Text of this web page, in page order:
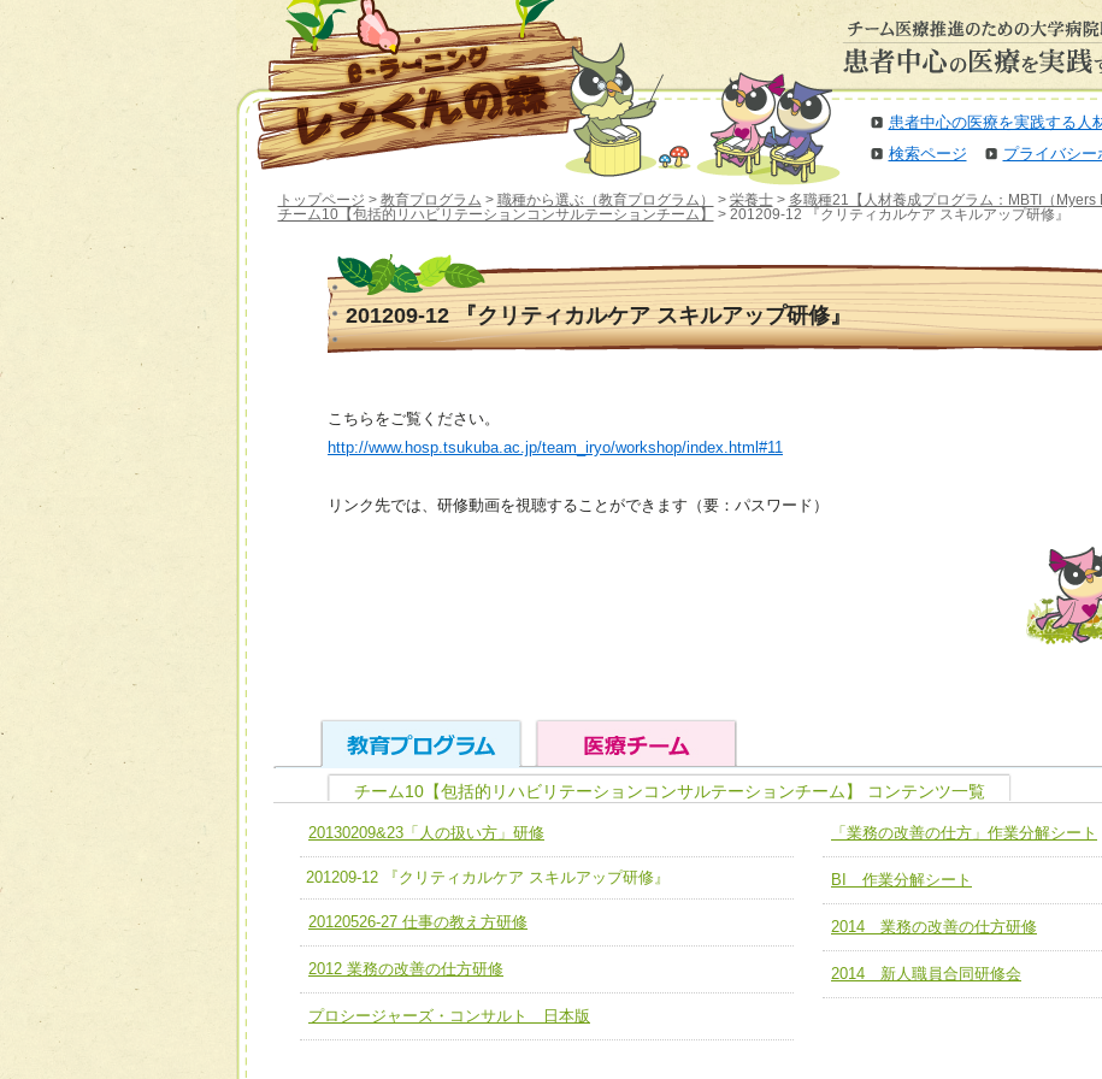
患者中心の医療を実践する人
検索ページ
プライバシー
トップページ > 教育プログラム > 職種から選ぶ（教育プログラム） > 栄養士> 多職種21【人材養成プログラム：MBTI（Myers
チーム10【包括的リハビリテーションコンサルテーションチーム】
> 201209-12 『クリティカルケア スキルアップ研修』
201209-12 『クリティカルケア スキルアップ研修』
こちらをご覧ください。
http://www.hosp.tsukuba.ac.jp/team_iryo/workshop/index.html#11
リンク先では、研修動画を視聴することができます（要：パスワード）
ユニット１ 医療人としての基礎能力
全人的医療を実践する医療人として、必要な基礎能力を身につ
ける
ユニット２ チーム医療構成力
ユニット３ 多職種連携力
他職種の視点とスキルを学び、相互理解と連携を深める
ユニット４ 専門能力拡大・向上
各職種のスキルを拡大・向上させ、新
人材養成のためのマネジメントおよび
チーム01【病院内横断的問題解決チーム】
チーム02【地域医療連携推進による高度医療を必要とする在
宅患者等支援チーム】
チーム03【癌患者服薬サポートチーム】
チーム04【口腔ケアチーム】
チーム14【苦情・クレーム・暴力対応
チーム15【人材養成エキスパートチー
チーム10【包括的リハビリテーションコンサルテーションチーム】 コンテンツ一覧
20130209&23「人の扱い方」研修
201209-12 『クリティカルケア スキルアップ研修』
20120526-27 仕事の教え方研修
2012 業務の改善の仕方研修
プロシージャーズ・コンサルト 日本版
「業務の改善の仕方」作業分解シート
BI 作業分解シート
2014 業務の改善の仕方研修
2014 新人職員合同研修会